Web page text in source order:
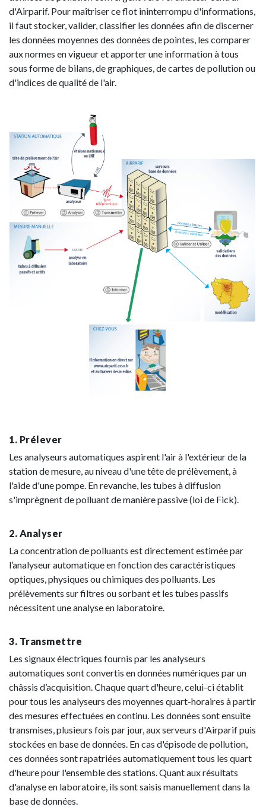
d'Airparif. Pour maîtriser ce flot ininterrompu d'informations,
il faut stocker, valider, classifier les données afin de discerner
les données moyennes des données de pointes, les comparer
aux normes en vigueur et apporter une information à tous
sous forme de bilans, de graphiques, de cartes de pollution ou
d'indices de qualité de l'air.
1. Prélever
Les analyseurs automatiques aspirent l'air à l'extérieur de la
station de mesure, au niveau d'une tête de prélèvement, à
l'aide d'une pompe. En revanche, les tubes à diffusion
s'imprègnent de polluant de manière passive (loi de Fick).
2. Analyser
La concentration de polluants est directement estimée par
l’analyseur automatique en fonction des caractéristiques
optiques, physiques ou chimiques des polluants. Les
prélèvements sur filtres ou sorbant et les tubes passifs
nécessitent une analyse en laboratoire.
3. Transmettre
Les signaux électriques fournis par les analyseurs
automatiques sont convertis en données numériques par un
châssis d’acquisition. Chaque quart d'heure, celui-ci établit
pour tous les analyseurs des moyennes quart-horaires à partir
des mesures effectuées en continu. Les données sont ensuite
transmises, plusieurs fois par jour, aux serveurs d'Airparif puis
stockées en base de données. En cas d'épisode de pollution,
ces données sont rapatriées automatiquement tous les quart
d'heure pour l'ensemble des stations. Quant aux résultats
d'analyse en laboratoire, ils sont saisis manuellement dans la
base de données.